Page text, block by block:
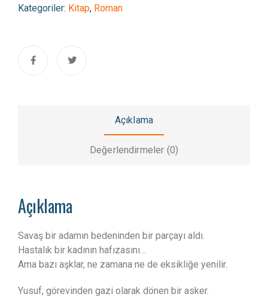
Kategoriler: Kitap, Roman
Açıklama
Değerlendirmeler (0)
Açıklama
Savaş bir adamın bedeninden bir parçayı aldı.
Hastalık bir kadının hafızasını…
Ama bazı aşklar, ne zamana ne de eksikliğe yenilir.
Yusuf, görevinden gazi olarak dönen bir asker.